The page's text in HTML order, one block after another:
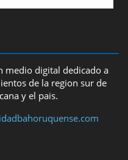
medio digital dedicado a
de la region sur de
y el pais.